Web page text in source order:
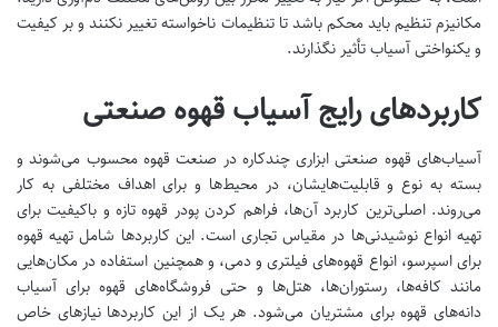
مکانیزم تنظیم باید محکم باشد تا تنظیمات ناخواسته تغییر نکنند و بر کیفیت
و یکنواختی آسیاب تأثیر نگذارند.
کاربردهای رایج آسیاب قهوه صنعتی
آسیاب‌های قهوه صنعتی ابزاری چندکاره در صنعت قهوه محسوب می‌شوند و
بسته به نوع و قابلیت‌هایشان، در محیط‌ها و برای اهداف مختلفی به کار
می‌روند. اصلی‌ترین کاربرد آن‌ها، فراهم کردن پودر قهوه تازه و باکیفیت برای
تهیه انواع نوشیدنی‌ها در مقیاس تجاری است. این کاربردها شامل تهیه قهوه
برای اسپرسو، انواع قهوه‌های فیلتری و دمی، و همچنین استفاده در مکان‌هایی
مانند کافه‌ها، رستوران‌ها، هتل‌ها و حتی فروشگاه‌های قهوه برای آسیاب
دانه‌های قهوه برای مشتریان می‌شود. هر یک از این کاربردها نیازهای خاص